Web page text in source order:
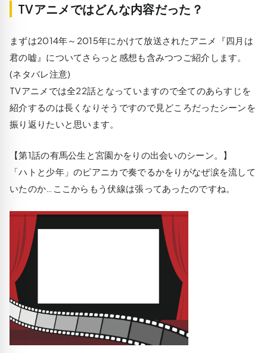
TVアニメではどんな内容だった？
まずは2014年～2015年にかけて放送されたアニメ『四月は
君の嘘』についてさらっと感想も含みつつご紹介します。
(ネタバレ注意)
TVアニメでは全22話となっていますので全てのあらすじを
紹介するのは長くなりそうですので見どころだったシーンを
振り返りたいと思います。
【第1話の有馬公生と宮園かをりの出会いのシーン。】
「ハトと少年」のピアニカで奏でるかをりがなぜ涙を流して
いたのか…ここからもう伏線は張ってあったのですね。